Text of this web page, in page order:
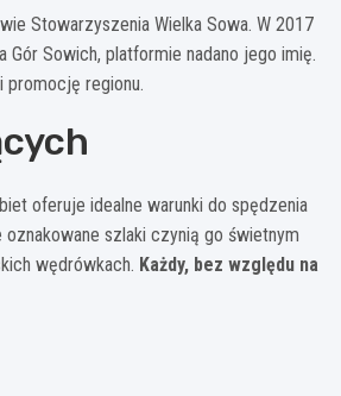
Stowarzyszenia Wielka Sowa. W 2017
Gór Sowich, platformie nadano jego imię.
promocję regionu.
oferuje idealne warunki do spędzenia
szlaki czynią go świetnym
wędrówkach. Każdy, bez względu na